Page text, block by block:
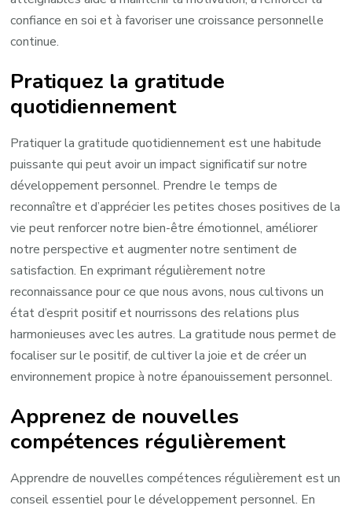
confiance en soi et à favoriser une croissance personnelle
continue.
Pratiquez la gratitude
quotidiennement
Pratiquer la gratitude quotidiennement est une habitude
puissante qui peut avoir un impact significatif sur notre
développement personnel. Prendre le temps de
reconnaître et d’apprécier les petites choses positives de la
vie peut renforcer notre bien-être émotionnel, améliorer
notre perspective et augmenter notre sentiment de
satisfaction. En exprimant régulièrement notre
reconnaissance pour ce que nous avons, nous cultivons un
état d’esprit positif et nourrissons des relations plus
harmonieuses avec les autres. La gratitude nous permet de
focaliser sur le positif, de cultiver la joie et de créer un
environnement propice à notre épanouissement personnel.
Apprenez de nouvelles
compétences régulièrement
Apprendre de nouvelles compétences régulièrement est un
conseil essentiel pour le développement personnel. En